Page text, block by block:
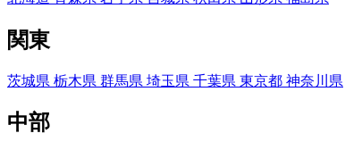
関東
茨城県 栃木県 群馬県 埼玉県 千葉県 東京都 神奈川県
中部